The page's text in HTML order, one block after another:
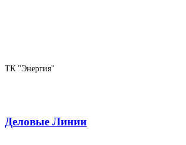
ТК "Энергия"
Деловые Линии